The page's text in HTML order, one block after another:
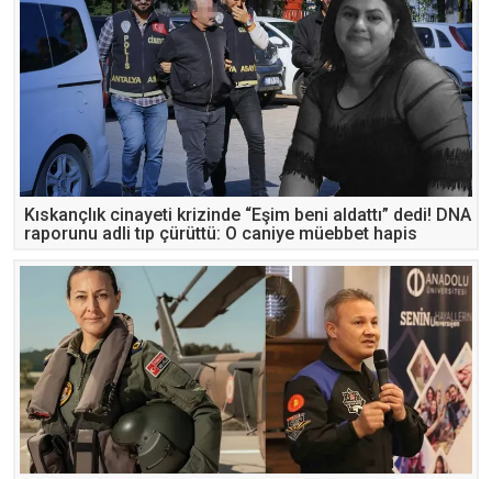
Kıskançlık cinayeti krizinde “Eşim beni aldattı” dedi! DNA
raporunu adli tıp çürüttü: O caniye müebbet hapis